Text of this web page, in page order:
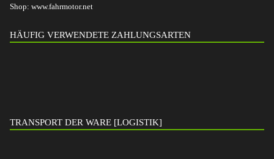
Shop: www.fahrmotor.net
HÄUFIG VERWENDETE ZAHLUNGSARTEN
TRANSPORT DER WARE [LOGISTIK]